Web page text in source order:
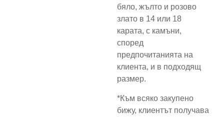
бяло, жълто и розово
злато в 14 или 18
карата, с камъни,
според
предпочитанията на
клиента, и в подходящ
размер.
*Към всяко закупено
бижу, клиентът получава